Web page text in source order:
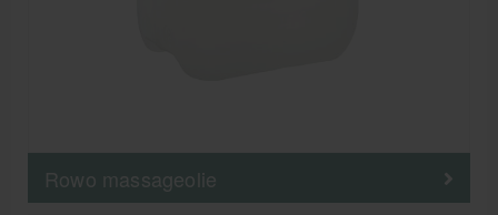
Rowo massageolie